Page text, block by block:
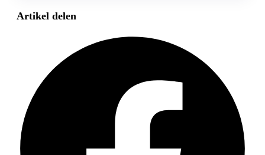
Artikel delen